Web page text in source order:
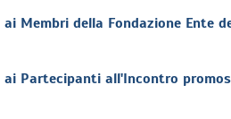
Membri della Fondazione Ente
Partecipanti all'Incontro